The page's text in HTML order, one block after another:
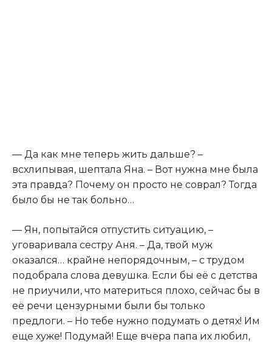
— Да как мне теперь жить дальше? –
всхлипывая, шептала Яна. – Вот нужна мне была
эта правда? Почему он просто не соврал? Тогда
было бы не так больно…
— Ян, попытайся отпустить ситуацию, –
уговаривала сестру Аня. – Да, твой муж
оказался… крайне непорядочным, – с трудом
подобрала слова девушка. Если бы её с детства
не приучили, что материться плохо, сейчас бы в
её речи цензурными были бы только
предлоги. – Но тебе нужно подумать о детях! Им
еще хуже! Подумай! Еще вчера папа их любил,